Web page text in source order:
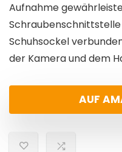
Aufnahme
Schuhsockel
der Kamera und dem
AUF